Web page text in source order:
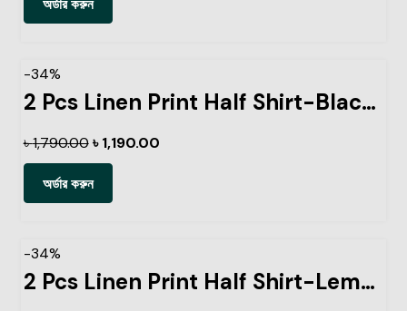
অর্ডার করুন
-34%
2 Pcs Linen Print Half Shirt-Black+Sky
৳1,790.00 ৳1,190.00
অর্ডার করুন
-34%
2 Pcs Linen Print Half Shirt-Lemon+Kathal